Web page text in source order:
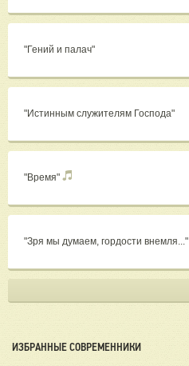
"Гений и палач"
"Истинным служителям Господа"
"Время"
"Зря мы думаем, гордости внемля..."
ИЗБРАННЫЕ СОВРЕМЕННИКИ